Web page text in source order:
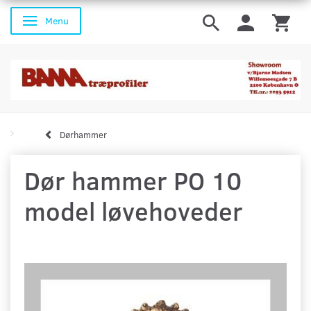
Skifte navigation
Menu
Dørhammer
Dør hammer PO 10
model løvehoveder